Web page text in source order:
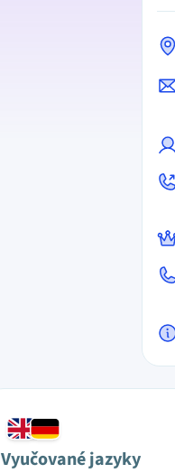
Vyučované jazyky